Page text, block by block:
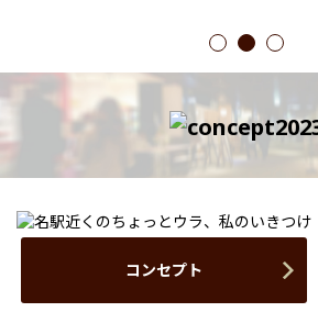
1 2 3
コンセプト